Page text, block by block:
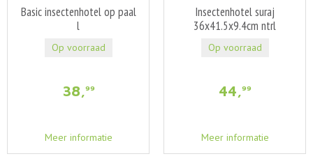
Basic insectenhotel op paal
l
38,99
Meer informatie
Op voorraad
Insectenhotel suraj
36x41.5x9.4cm ntrl
44,99
Meer informatie
Op voorraad